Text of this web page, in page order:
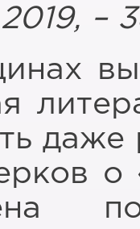
2019, –
даже
о